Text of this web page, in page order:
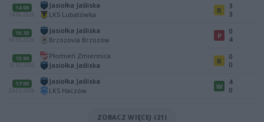
14:00
14.06.2026
Jasiołka Jaśliska
LKS Lubatówka
R
3
3
16:30
06.06.2026
Jasiołka Jaśliska
Brzozovia Brzozów
P
0
4
15:00
31.05.2026
Płomień Zmiennica
Jasiołka Jaśliska
R
0
0
17:00
24.05.2026
Jasiołka Jaśliska
LKS Haczów
W
4
0
ZOBACZ WIĘCEJ (21)